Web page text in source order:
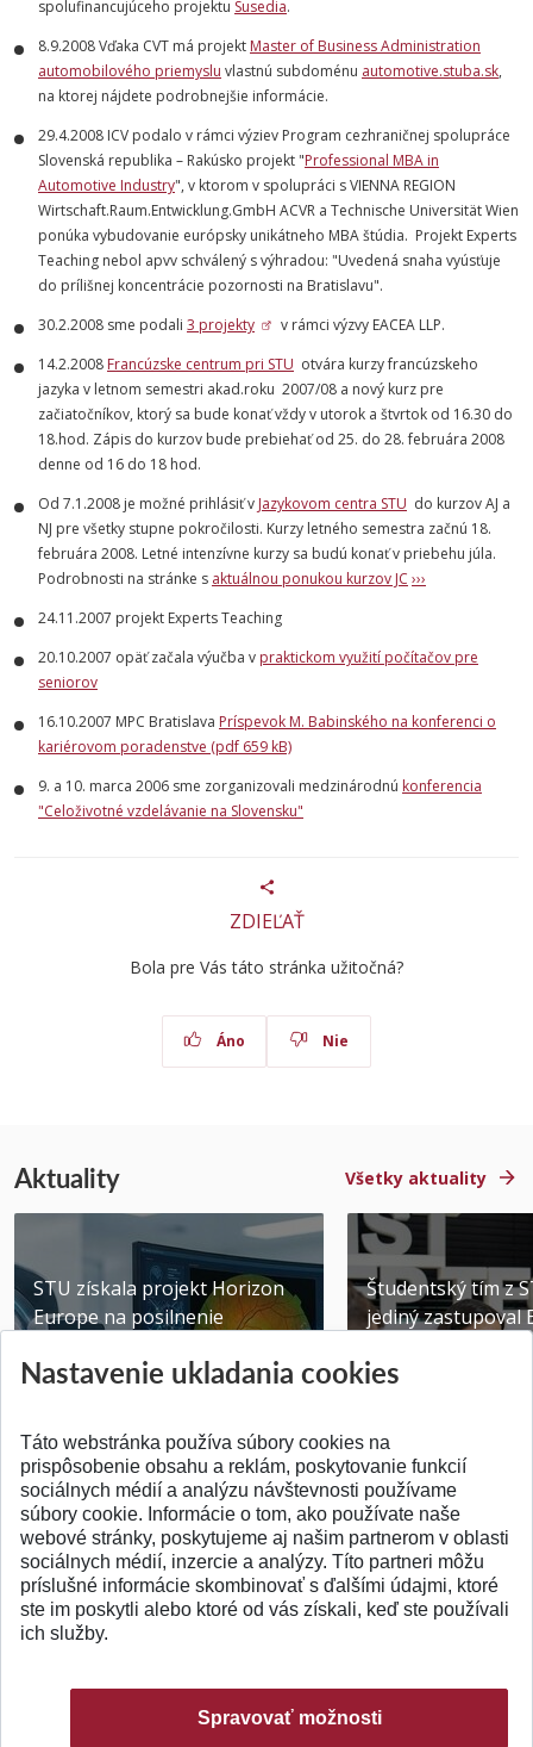
spolufinancujúceho projektu Susedia.
8.9.2008 Vďaka CVT má projekt Master of Business Administration
automobilového priemyslu vlastnú subdoménu automotive.stuba.sk,
na ktorej nájdete podrobnejšie informácie.
29.4.2008 ICV podalo v rámci výziev Program cezhraničnej spolupráce
Slovenská republika – Rakúsko projekt "Professional MBA in
Automotive Industry", v ktorom v spolupráci s VIENNA REGION
Wirtschaft.Raum.Entwicklung.GmbH ACVR a Technische Universität Wien
ponúka vybudovanie európsky unikátneho MBA štúdia. Projekt Experts
Teaching nebol apvv schválený s výhradou: "Uvedená snaha vyúsťuje
do prílišnej koncentrácie pozornosti na Bratislavu".
30.2.2008 sme podali 3 projekty
v rámci výzvy EACEA LLP.
14.2.2008 Francúzske centrum pri STU otvára kurzy francúzskeho
jazyka v letnom semestri akad.roku 2007/08 a nový kurz pre
začiatočníkov, ktorý sa bude konať vždy v utorok a štvrtok od 16.30 do
18.hod. Zápis do kurzov bude prebiehať od 25. do 28. februára 2008
denne od 16 do 18 hod.
Od 7.1.2008 je možné prihlásiť v Jazykovom centra STU do kurzov AJ a
NJ pre všetky stupne pokročilosti. Kurzy letného semestra začnú 18.
februára 2008. Letné intenzívne kurzy sa budú konať v priebehu júla.
Podrobnosti na stránke s aktuálnou ponukou kurzov JC ›››
24.11.2007 projekt Experts Teaching
20.10.2007 opäť začala výučba v praktickom využití počítačov pre
seniorov
16.10.2007 MPC Bratislava Príspevok M. Babinského na konferenci o
kariérovom poradenstve (pdf 659 kB)
9. a 10. marca 2006 sme zorganizovali medzinárodnú konferencia
"Celoživotné vzdelávanie na Slovensku"
ZDIEĽAŤ
Bola pre Vás táto stránka užitočná?
Áno Nie
Aktuality Všetky aktuality
STU získala projekt Horizon
Europe na posilnenie
Publikované 31.07.2026
Študentský tím z
jediný zastupoval
Publikované
SPÄŤ NA VRCH
Nastavenie ukladania cookies
Táto webstránka používa súbory cookies na
prispôsobenie obsahu a reklám, poskytovanie funkcií
sociálnych médií a analýzu návštevnosti používame
súbory cookie. Informácie o tom, ako používate naše
webové stránky, poskytujeme aj našim partnerom v oblasti
sociálnych médií, inzercie a analýzy. Títo partneri môžu
príslušné informácie skombinovať s ďalšími údajmi, ktoré
ste im poskytli alebo ktoré od vás získali, keď ste používali
ich služby.
Spravovať možnosti